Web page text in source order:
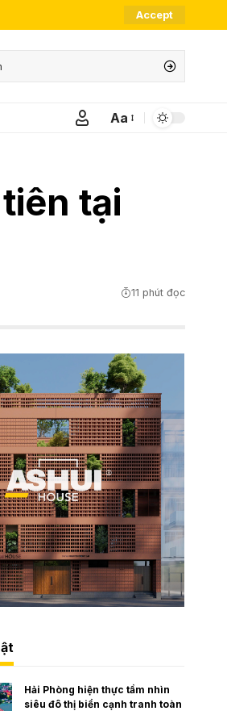
Accept
Font
Aa
tại
11 phút đọc
Hải Phòng hiện thực tầm nhìn
siêu đô thị biển cạnh tranh toàn